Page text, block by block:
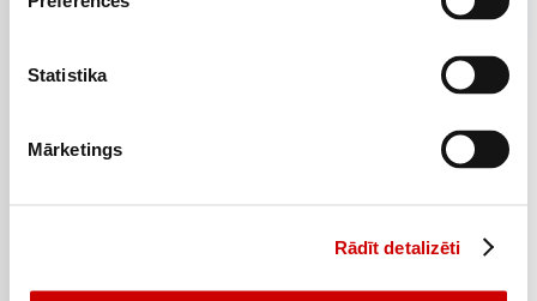
Statistika
Mārketings
Rādīt detalizēti
Cīsiņi bērniem Tīģerīši NĀKOTNE 310g
7,06€/kg